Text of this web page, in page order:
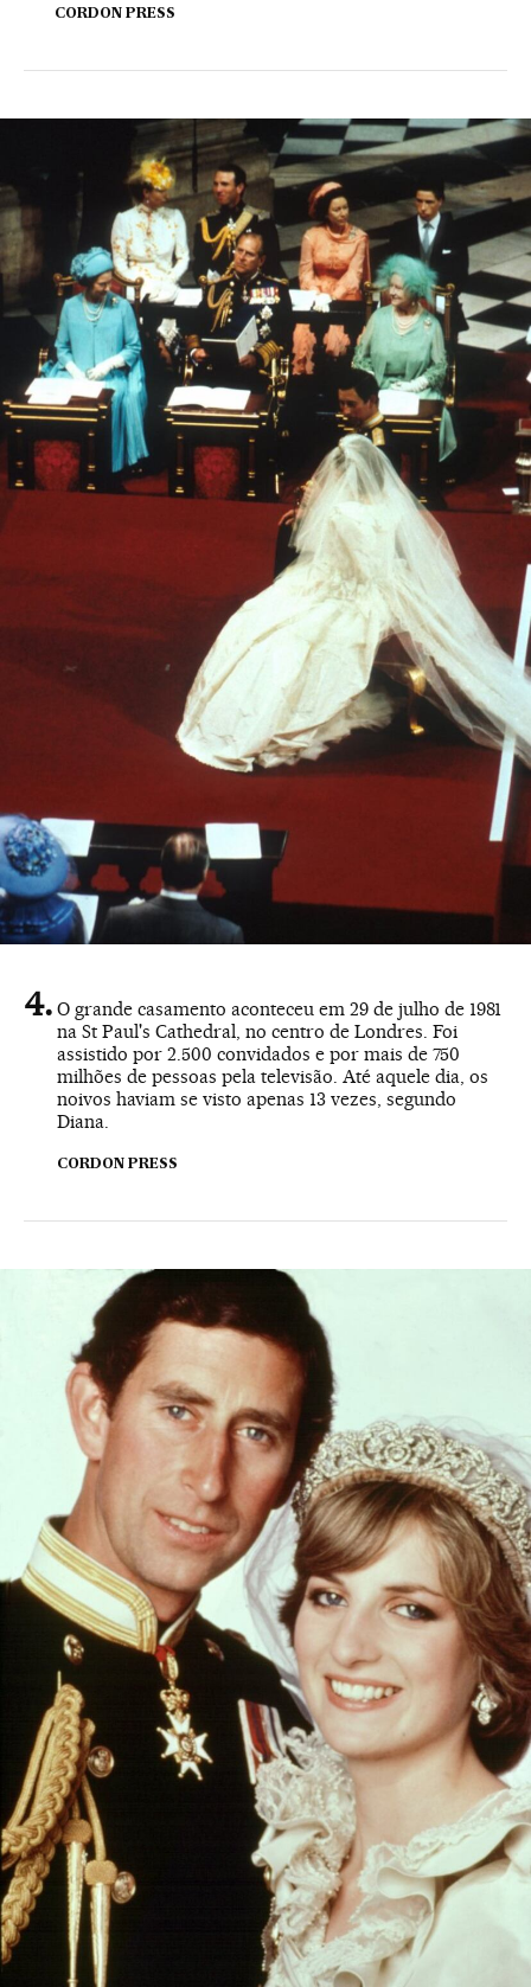
CORDON PRESS
O grande casamento aconteceu em 29 de julho de 1981
na St Paul's Cathedral, no centro de Londres. Foi
assistido por 2.500 convidados e por mais de 750
milhões de pessoas pela televisão. Até aquele dia, os
noivos haviam se visto apenas 13 vezes, segundo
Diana.
CORDON PRESS